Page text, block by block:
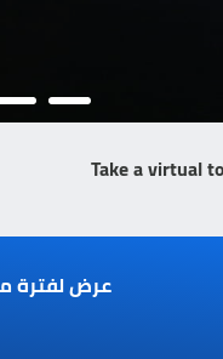
Take a virtual
عرض لفترة